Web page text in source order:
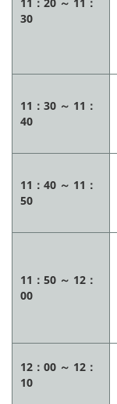
30
11：30 ～ 11：
40
11：40 ～ 11：
50
11：50 ～ 12：
00
12：00 ～ 12：
10